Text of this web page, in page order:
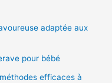
adaptée aux
pour bébé
efficaces à